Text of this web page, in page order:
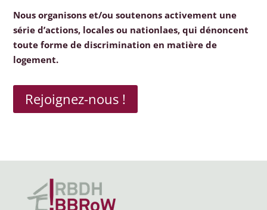
Nous organisons et/ou soutenons activement une
série d’actions, locales ou nationlaes, qui dénoncent
toute forme de discrimination en matière de
logement.
Rejoignez-nous !